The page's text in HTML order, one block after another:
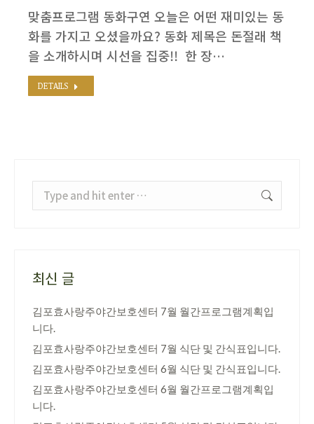
맞춤프로그램 동화구연 오늘은 어떤 재미있는 동
화를 가지고 오셨을까요? 동화 제목은 돈절래 책
을 소개하시며 시선을 집중!! ​ 한 장…
DETAILS
Search:
최신 글
김포효사랑주야간보호센터 7월 월간프로그램계획입
니다.
김포효사랑주야간보호센터 7월 식단 및 간식표입니다.
김포효사랑주야간보호센터 6월 식단 및 간식표입니다.
김포효사랑주야간보호센터 6월 월간프로그램계획입
니다.